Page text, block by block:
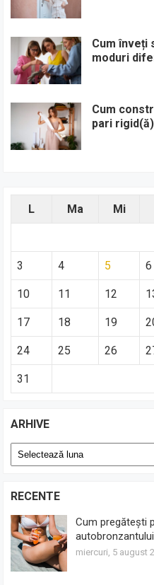
Cum înveți
moduri
Cum
pari rigid(ă)
L Ma Mi
3 4 5 6
10 11 12
17 18 19
24 25 26
31
ARHIVE
Arhive
RECENTE
Cum pregătești
autobronzantului
miercuri, 5 august